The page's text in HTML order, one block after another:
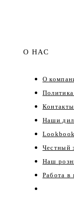
О НАС
О
Контакты
Наши
Lookbook
Честный
Наш
Работа в